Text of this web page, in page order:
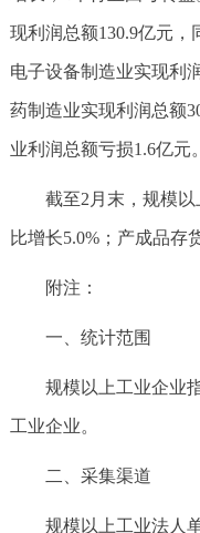
现利润总额130.9亿元，
电子设备制造业实现利
药制造业实现利润总额
业利润总额亏损1.6亿元。
截至2月末，规模以
比增长5.0%；产成品存
附注：
一、统计范围
规模以上工业企业
工业企业。
二、采集渠道
规模以上工业法人